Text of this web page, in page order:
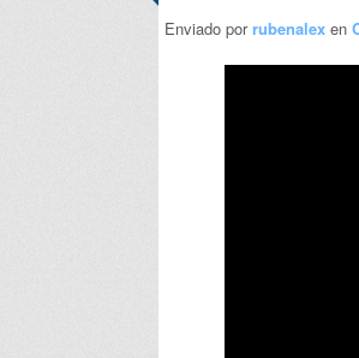
Enviado porrubenalex en